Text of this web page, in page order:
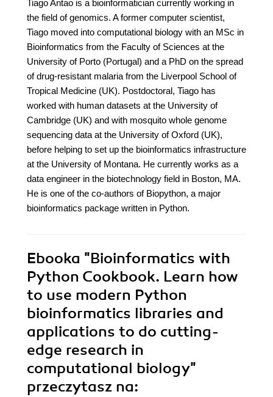
Tiago Antao is a bioinformatician currently working in
the field of genomics. A former computer scientist,
Tiago moved into computational biology with an MSc in
Bioinformatics from the Faculty of Sciences at the
University of Porto (Portugal) and a PhD on the spread
of drug-resistant malaria from the Liverpool School of
Tropical Medicine (UK). Postdoctoral, Tiago has
worked with human datasets at the University of
Cambridge (UK) and with mosquito whole genome
sequencing data at the University of Oxford (UK),
before helping to set up the bioinformatics infrastructure
at the University of Montana. He currently works as a
data engineer in the biotechnology field in Boston, MA.
He is one of the co-authors of Biopython, a major
bioinformatics package written in Python.
Ebooka "Bioinformatics with
Python Cookbook. Learn how
to use modern Python
bioinformatics libraries and
applications to do cutting-
edge research in
computational biology"
przeczytasz na: